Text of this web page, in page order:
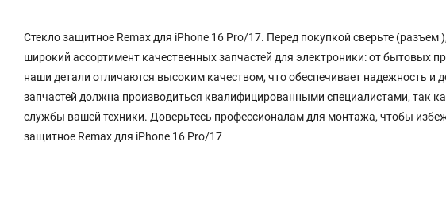
Стекло защитное Remax для iPhone 16 Prо/17. Перед покупкой сверьте
широкий ассортимент качественных запчастей для электроники: от бытовых
наши детали отличаются высоким качеством, что обеспечивает надежность и
запчастей должна производиться квалифицированными специалистами, так
службы вашей техники. Доверьтесь профессионалам для монтажа, чтобы
защитное Remax для iPhone 16 Prо/17